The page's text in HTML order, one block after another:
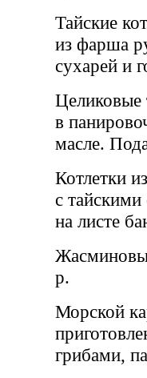
Тайские
из фарша
сухарей и
Целиковые
в
масле.
Котлетки
с
на листе
р.
Морской
грибами,